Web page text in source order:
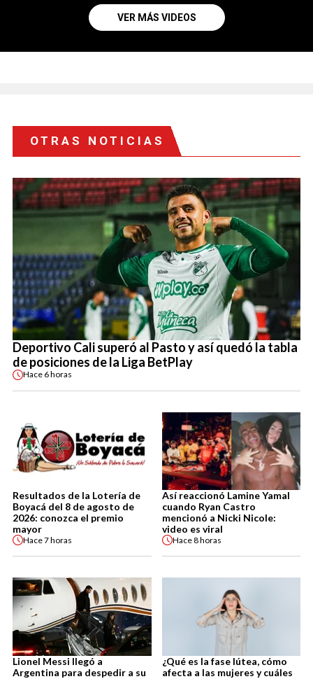
VER MÁS VIDEOS
OTRAS NOTICIAS
Deportivo Cali superó al Pasto y así quedó la tabla
de posiciones de la Liga BetPlay
Hace 6 horas
Resultados de la Lotería de
Boyacá del 8 de agosto de
2026: conozca el premio
mayor
Hace7 horas
Así reaccionó Lamine Yamal
cuando Ryan Castro
mencionó a Nicki Nicole:
video es viral
Hace8 horas
Lionel Messi llegó a
Argentina para despedir a su
¿Qué es la fase lútea, cómo
afecta a las mujeres y cuáles